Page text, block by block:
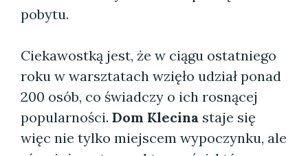
pobytu.
Ciekawostką jest, że w ciągu ostatniego
roku w warsztatach wzięło udział ponad
200 osób, co świadczy o ich rosnącej
popularności. Dom Klecina staje się
więc nie tylko miejscem wypoczynku, ale